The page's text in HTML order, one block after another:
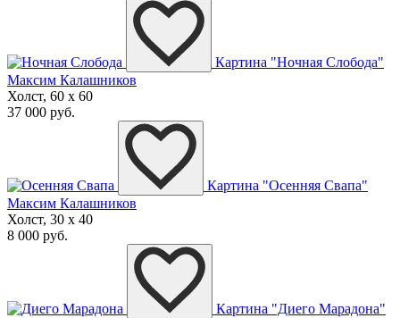
Картина "Ночная Слобода"
Максим Калашников
Холст, 60 x 60
37 000 руб.
Картина "Осенняя Свапа"
Максим Калашников
Холст, 30 x 40
8 000 руб.
Картина "Диего Марадона"